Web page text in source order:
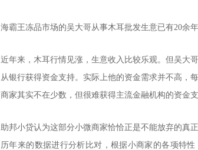
海霸王冻品市场的吴大哥从事木耳批发生意已有20余
近年来，木耳行情见涨，生意收入比较乐观。但吴大
从银行获得资金支持。实际上他的资金需求并不高，
商家其实不在少数，但很难获得主流金融机构的资金支
助邦小贷认为这部分小微商家恰恰正是不能放弃的真
历年来的数据进行分析比对，根据小商家的各项特